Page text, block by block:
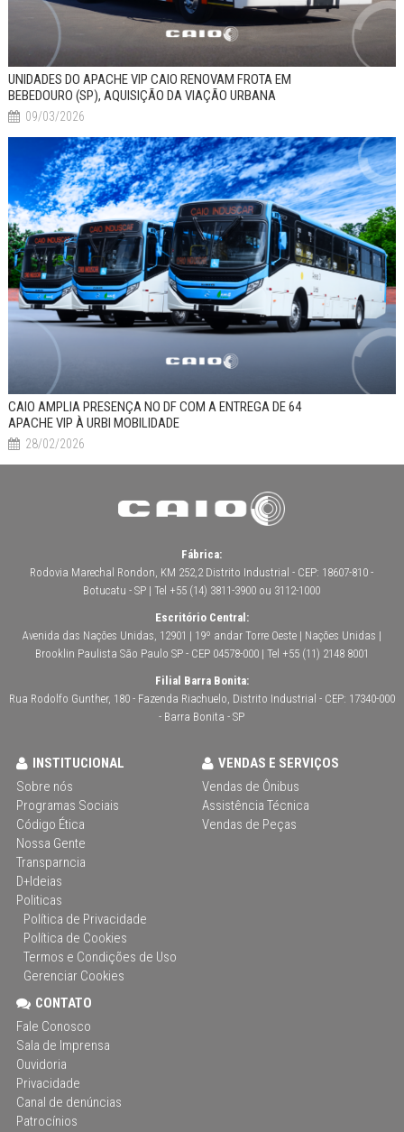
UNIDADES DO APACHE VIP CAIO RENOVAM FROTA EM
BEBEDOURO (SP), AQUISIÇÃO DA VIAÇÃO URBANA
09/03/2026
CAIO AMPLIA PRESENÇA NO DF COM A ENTREGA DE 64
APACHE VIP À URBI MOBILIDADE
28/02/2026
Fábrica:
Rodovia Marechal Rondon, KM 252,2 Distrito Industrial - CEP: 18607-810 -
Botucatu - SP | Tel +55 (14) 3811-3900 ou 3112-1000
Escritório Central:
Avenida das Nações Unidas, 12901 | 19º andar Torre Oeste | Nações Unidas |
Brooklin Paulista São Paulo SP - CEP 04578-000 | Tel +55 (11) 2148 8001
Filial Barra Bonita:
Rua Rodolfo Gunther, 180 - Fazenda Riachuelo, Distrito Industrial - CEP: 17340-000
- Barra Bonita - SP
INSTITUCIONAL
Sobre nós
Programas Sociais
Código Ética
Nossa Gente
Transparncia
D+Ideias
Politicas
Política de Privacidade
Política de Cookies
Termos e Condições de Uso
Gerenciar Cookies
VENDAS E SERVIÇOS
Vendas de Ônibus
Assistência Técnica
Vendas de Peças
CONTATO
Fale Conosco
Sala de Imprensa
Ouvidoria
Privacidade
Canal de denúncias
Patrocínios